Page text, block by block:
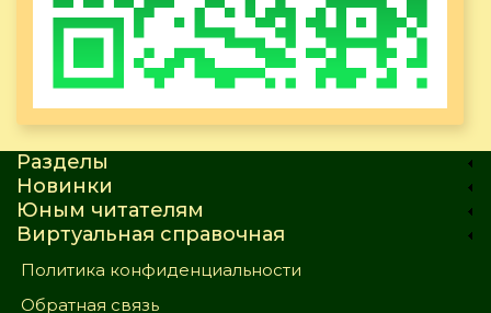
Разделы
Новинки
Юным читателям
Виртуальная справочная
Политика конфиденциальности
Обратная связь